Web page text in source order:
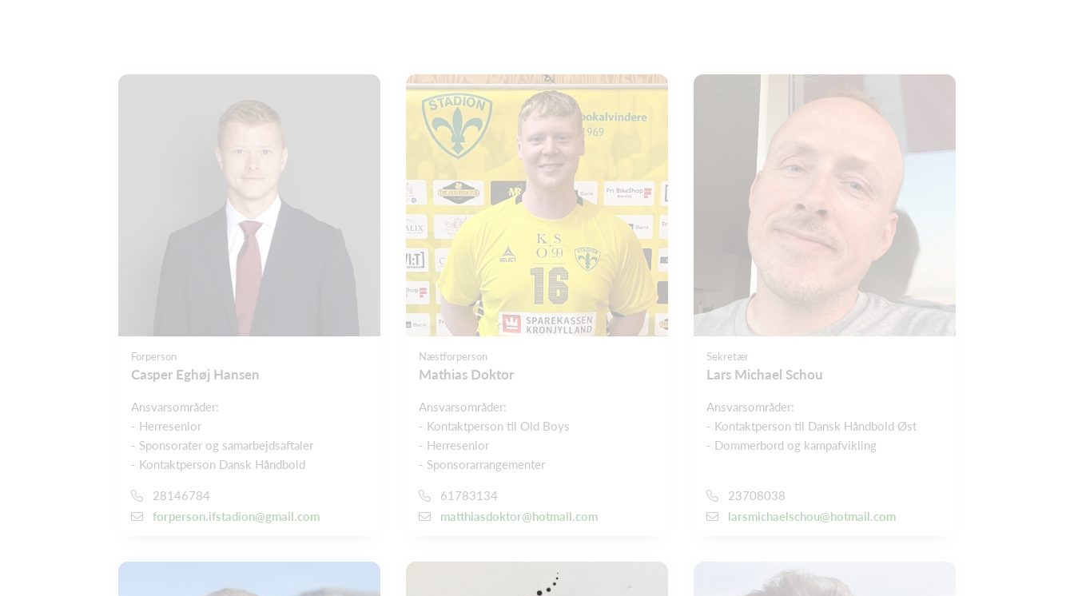
Forperson
Casper Eghøj Hansen
Ansvarsområder:
- Herresenior
- Sponsorater og samarbejdsaftaler
- Kontaktperson Dansk Håndbold
28146784
forperson.ifstadion@gmail.com
Næstforperson
Mathias Doktor
Ansvarsområder:
- Kontaktperson til Old Boys
- Herresenior
- Sponsorarrangementer
61783134
matthiasdoktor@hotmail.com
Sekretær
Lars Michael Schou
Ansvarsområder:
- Kontaktperson til Dansk Håndbold Øst
- Dommerbord og kampafvikling
23708038
larsmichaelschou@hotmail.com